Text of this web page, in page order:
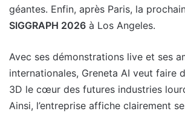
géantes. Enfin, après Paris, la
SIGGRAPH 2026 à Los Angeles.
Avec ses démonstrations live et ses
internationales, Greneta AI veut faire
3D le cœur des futures industries
Ainsi, l’entreprise affiche clairement